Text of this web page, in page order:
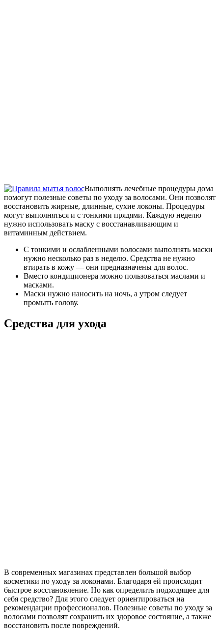
Выполнять лечебные процедуры дома
помогут полезные советы по уходу за волосами. Они позволят
восстановить жирные, длинные, сухие локоны. Процедуры
могут выполняться и с тонкими прядями. Каждую неделю
нужно использовать маску с восстанавливающим и
витаминным действием.
С тонкими и ослабленными волосами выполнять маски
нужно несколько раз в неделю. Средства не нужно
втирать в кожу — они предназначены для волос.
Вместо кондиционера можно пользоваться маслами и
масками.
Маски нужно наносить на ночь, а утром следует
промыть голову.
Средства для ухода
В современных магазинах представлен большой выбор
косметики по уходу за локонами. Благодаря ей происходит
быстрое восстановление. Но как определить подходящее для
себя средство? Для этого следует ориентироваться на
рекомендации профессионалов. Полезные советы по уходу за
волосами позволят сохранить их здоровое состояние, а также
восстановить после повреждений.